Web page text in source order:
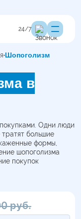
24/7
Шопоголизм
в
Одни люди
большие
формы,
шопоголизма
покупок
пристрастия к
пациента, его
назначают
руб.